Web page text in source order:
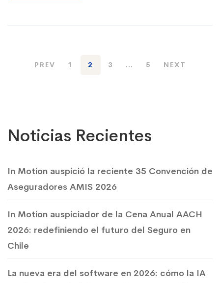
PREV 1 2 3 … 5 NEXT
Noticias Recientes
In Motion auspició la reciente 35 Convención de
Aseguradores AMIS 2026
In Motion auspiciador de la Cena Anual AACH
2026: redefiniendo el futuro del Seguro en
Chile
La nueva era del software en 2026: cómo la IA